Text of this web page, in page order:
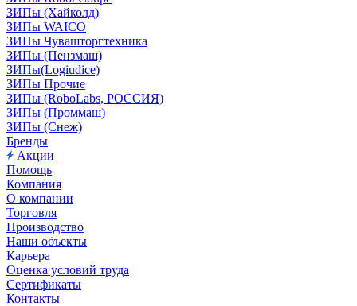
ЗИПы (Хайколд)
ЗИПы WAICO
ЗИПы Чувашторгтехника
ЗИПы (Пензмаш)
ЗИПы(Logiudice)
ЗИПы Прочие
ЗИПы (RoboLabs, РОССИЯ)
ЗИПы (Проммаш)
ЗИПы (Снеж)
Бренды
Акции
Помощь
Компания
О компании
Торговля
Производство
Наши объекты
Карьера
Оценка условий труда
Сертификаты
Контакты